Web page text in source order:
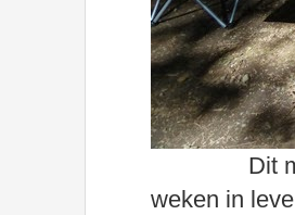
Dit moet
weken in